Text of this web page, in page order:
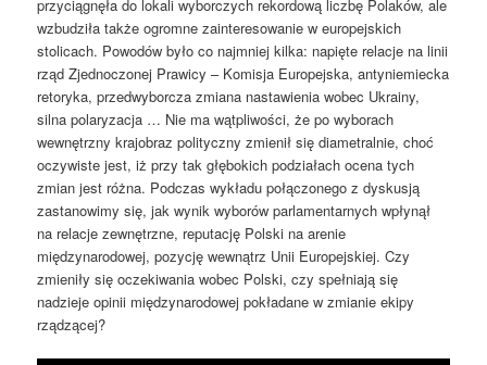
przyciągnęła do lokali wyborczych rekordową liczbę Polaków, ale
wzbudziła także ogromne zainteresowanie w europejskich
stolicach. Powodów było co najmniej kilka: napięte relacje na linii
rząd Zjednoczonej Prawicy – Komisja Europejska, antyniemiecka
retoryka, przedwyborcza zmiana nastawienia wobec Ukrainy,
silna polaryzacja … Nie ma wątpliwości, że po wyborach
wewnętrzny krajobraz polityczny zmienił się diametralnie, choć
oczywiste jest, iż przy tak głębokich podziałach ocena tych
zmian jest różna. Podczas wykładu połączonego z dyskusją
zastanowimy się, jak wynik wyborów parlamentarnych wpłynął
na relacje zewnętrzne, reputację Polski na arenie
międzynarodowej, pozycję wewnątrz Unii Europejskiej. Czy
zmieniły się oczekiwania wobec Polski, czy spełniają się
nadzieje opinii międzynarodowej pokładane w zmianie ekipy
rządzącej?